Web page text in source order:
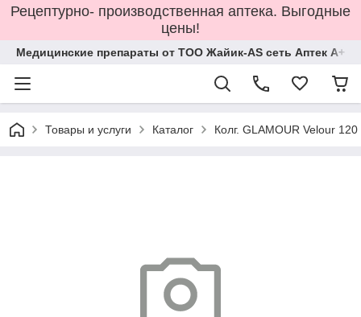
Рецептурно- производственная аптека. Выгодные
цены!
Медицинские препараты от ТОО Жайик-AS сеть Аптек А+
Товары и услуги Каталог Колг. GLAMOUR Velour